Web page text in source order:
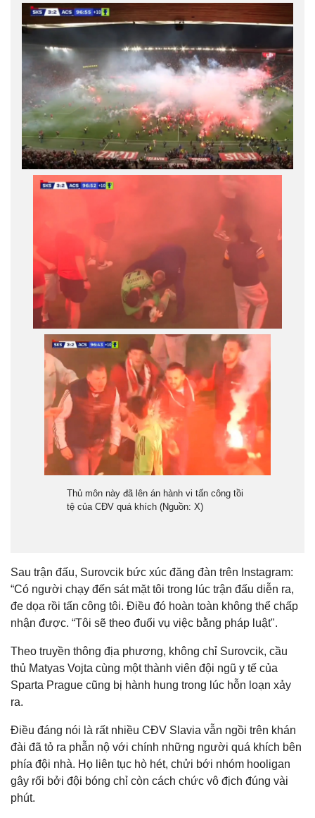
Thủ môn này đã lên án hành vi tấn công tồi
tệ của CĐV quá khích (Nguồn: X)
Sau trận đấu, Surovcik bức xúc đăng đàn trên Instagram:
“Có người chạy đến sát mặt tôi trong lúc trận đấu diễn ra,
đe dọa rồi tấn công tôi. Điều đó hoàn toàn không thể chấp
nhận được. “Tôi sẽ theo đuổi vụ việc bằng pháp luật".
Theo truyền thông địa phương, không chỉ Surovcik, cầu
thủ Matyas Vojta cùng một thành viên đội ngũ y tế của
Sparta Prague cũng bị hành hung trong lúc hỗn loạn xảy
ra.
Điều đáng nói là rất nhiều CĐV Slavia vẫn ngồi trên khán
đài đã tỏ ra phẫn nộ với chính những người quá khích bên
phía đội nhà. Họ liên tục hò hét, chửi bới nhóm hooligan
gây rối bởi đội bóng chỉ còn cách chức vô địch đúng vài
phút.